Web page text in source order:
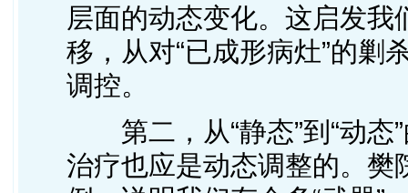
层面的动态变化。这启发
移，从对“已成形病灶”的剿
调控。
第二，从“静态”到“动态”
治疗也应是动态调整的。樊